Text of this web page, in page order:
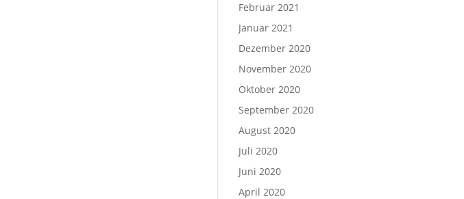
Februar 2021
Januar 2021
Dezember 2020
November 2020
Oktober 2020
September 2020
August 2020
Juli 2020
Juni 2020
April 2020